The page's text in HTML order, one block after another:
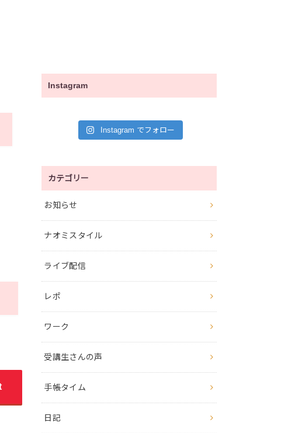
Instagram
Instagram でフォロー
カテゴリー
お知らせ
ナオミスタイル
ライブ配信
レポ
ワーク
受講生さんの声
手帳タイム
日記